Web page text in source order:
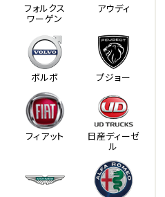
フォルクス
ワーゲン
アウディ
ボルボ プジョー
フィアット 日産ディーゼ
ル